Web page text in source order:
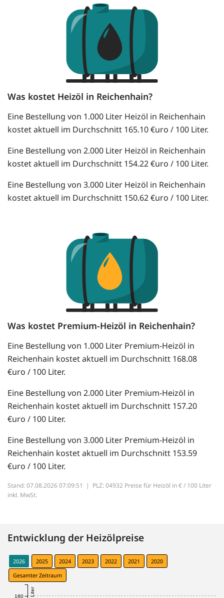
Was kostet Heizöl in Reichenhain?
Eine Bestellung von 1.000 Liter Heizöl in Reichenhain
kostet aktuell im Durchschnitt 165.10 €uro / 100 Liter.
Eine Bestellung von 2.000 Liter Heizöl in Reichenhain
kostet aktuell im Durchschnitt 154.22 €uro / 100 Liter.
Eine Bestellung von 3.000 Liter Heizöl in Reichenhain
kostet aktuell im Durchschnitt 150.62 €uro / 100 Liter.
Was kostet Premium-Heizöl in Reichenhain?
Eine Bestellung von 1.000 Liter Premium-Heizöl in
Reichenhain kostet aktuell im Durchschnitt 168.08
€uro / 100 Liter.
Eine Bestellung von 2.000 Liter Premium-Heizöl in
Reichenhain kostet aktuell im Durchschnitt 157.20
€uro / 100 Liter.
Eine Bestellung von 3.000 Liter Premium-Heizöl in
Reichenhain kostet aktuell im Durchschnitt 153.59
€uro / 100 Liter.
Stand: 07.08.2026 07:09:51 | PLZ: 04932 Preise für Heizöl in € / 100 Liter
inkl. MwSt.
Entwicklung der Heizölpreise
2026 2025 2024 2023 2022 2021
2020
Gesamter Zeitraum
180